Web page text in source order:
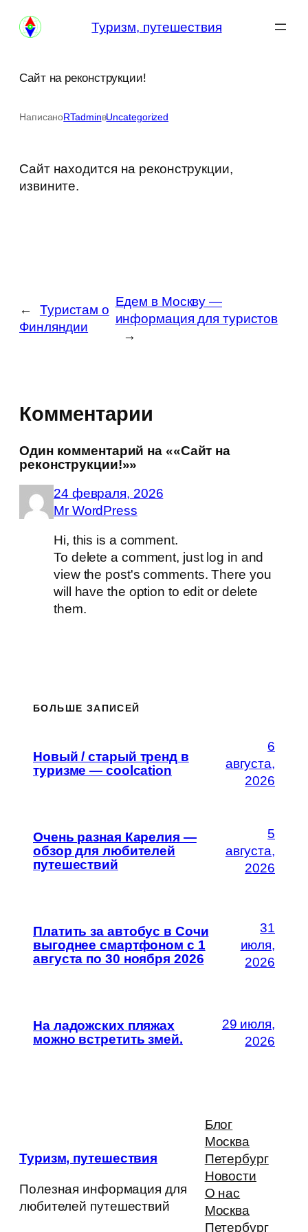
Перейти
Туризм, путешествия
Сайт на реконструкции!
НаписаноRTadminвUncategorized
Сайт находится на реконструкции,
извините.
←
Туристам о
Финляндии
Едем в Москву —
информация для туристов
→
Комментарии
Один комментарий на ««Сайт на
реконструкции!»»
24 февраля, 2026
Mr WordPress
Hi, this is a comment.
To delete a comment, just log in and
view the post's comments. There you
will have the option to edit or delete
them.
БОЛЬШЕ ЗАПИСЕЙ
Новый / старый тренд в
туризме — coolcation
6
августа,
2026
Очень разная Карелия —
обзор для любителей
путешествий
5
августа,
2026
Платить за автобус в Сочи
выгоднее смартфоном с 1
августа по 30 ноября 2026
31
июля,
2026
На ладожских пляжах
можно встретить змей.
29 июля,
2026
Туризм, путешествия
Полезная информация для
любителей путешествий
Блог
Москва
Петербург
Новости
О нас
Москва
Петербург